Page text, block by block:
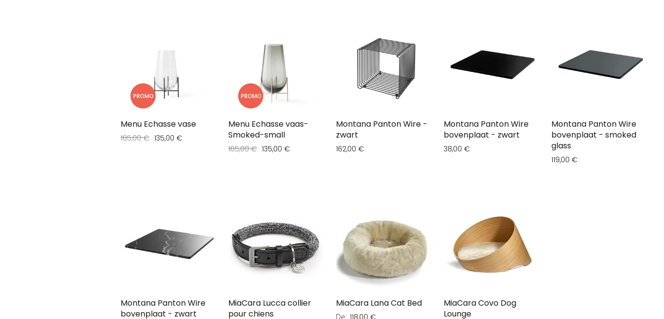
PROMO
Menu Echasse vase
135,00 €
165,00 €
PROMO
Menu Echasse vaas-
Smoked-small
135,00 €
165,00 €
Montana Panton Wire -
zwart
162,00 €
Montana Panton Wire
bovenplaat - zwart
38,00 €
Montana Panton Wire
bovenplaat - smoked
glass
119,00 €
Montana Panton Wire
bovenplaat - zwart
MiaCara Lucca collier
pour chiens
MiaCara Lana Cat Bed
De
MiaCara Covo Dog
Lounge